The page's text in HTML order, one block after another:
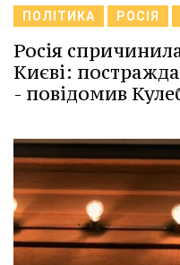
ПОЛІТИКА РОСІЯ
Росія
Києві:
- повідомив